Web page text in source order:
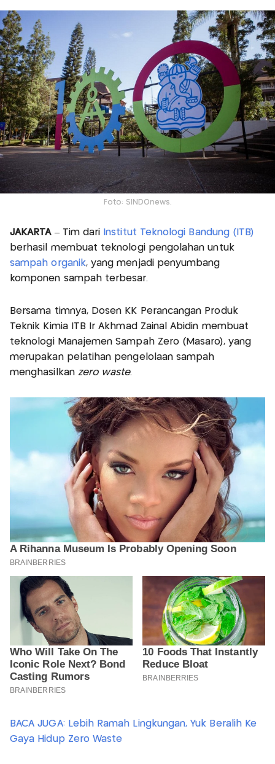
Foto: SINDOnews.
JAKARTA– Tim dari Institut Teknologi Bandung (ITB)
berhasil membuat teknologi pengolahan untuk
sampah organik, yang menjadi penyumbang
komponen sampah terbesar.
Bersama timnya, Dosen KK Perancangan Produk
Teknik Kimia ITB Ir Akhmad Zainal Abidin membuat
teknologi Manajemen Sampah Zero (Masaro), yang
merupakan pelatihan pengelolaan sampah
menghasilkan zero waste.
BACA JUGA: Lebih Ramah Lingkungan, Yuk Beralih Ke
Gaya Hidup Zero Waste